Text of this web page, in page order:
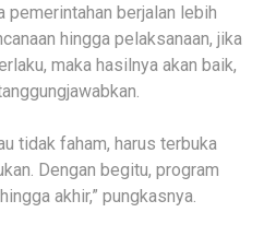
pemerintahan berjalan lebih
hingga pelaksanaan, jika
maka hasilnya akan baik,
tidak faham, harus terbuka
Dengan begitu, program
akhir,” pungkasnya.